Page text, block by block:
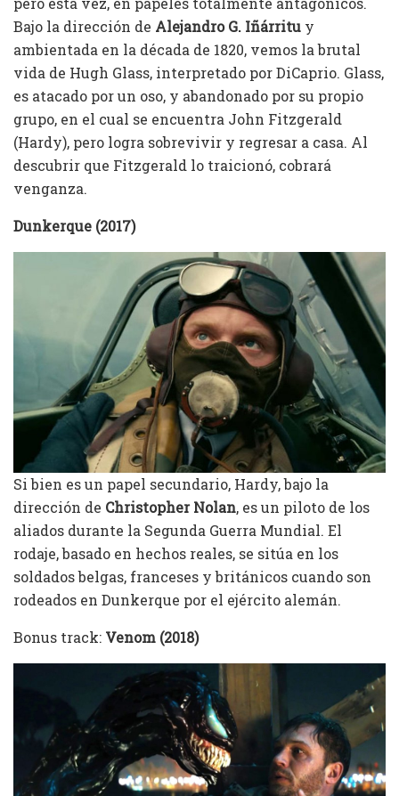
Bajo la dirección de Alejandro G. Iñárritu y
ambientada en la década de 1820, vemos la brutal
vida de Hugh Glass, interpretado por DiCaprio. Glass,
es atacado por un oso, y abandonado por su propio
grupo, en el cual se encuentra John Fitzgerald
(Hardy), pero logra sobrevivir y regresar a casa. Al
descubrir que Fitzgerald lo traicionó, cobrará
venganza.
Dunkerque (2017)
Si bien es un papel secundario, Hardy, bajo la
dirección de Christopher Nolan, es un piloto de los
aliados durante la Segunda Guerra Mundial. El
rodaje, basado en hechos reales, se sitúa en los
soldados belgas, franceses y británicos cuando son
rodeados en Dunkerque por el ejército alemán.
Bonus track: Venom (2018)